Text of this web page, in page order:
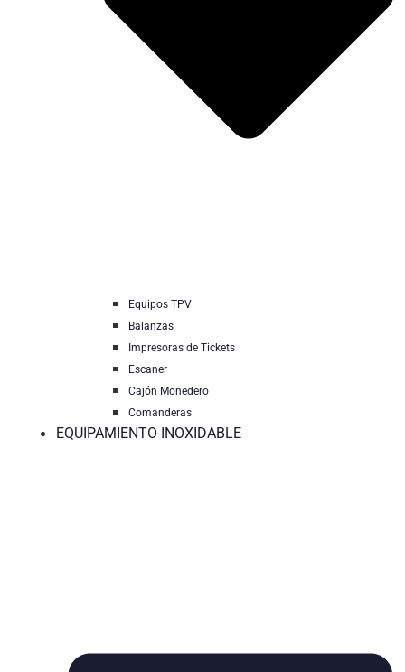
Equipos TPV
Balanzas
Impresoras de Tickets
Escaner
Cajón Monedero
Comanderas
EQUIPAMIENTO INOXIDABLE